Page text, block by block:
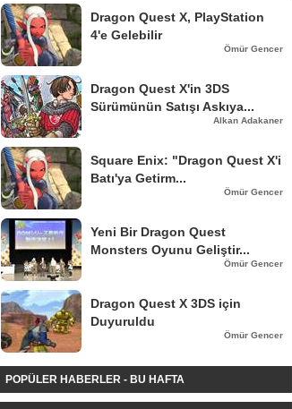
Dragon Quest X, PlayStation
4'e Gelebilir
Ömür Gencer
Dragon Quest X'in 3DS
Sürümünün Satışı Askıya...
Alkan Adakaner
Square Enix: "Dragon Quest X'i
Batı'ya Getirm...
Ömür Gencer
Yeni Bir Dragon Quest
Monsters Oyunu Geliştir...
Ömür Gencer
Dragon Quest X 3DS için
Duyuruldu
Ömür Gencer
POPÜLER HABERLER - BU HAFTA